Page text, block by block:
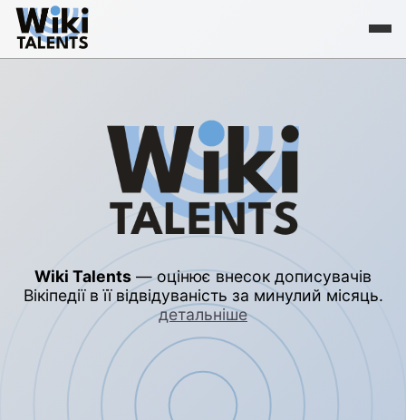
Wiki Talents — оцінює внесок дописувачів
Вікіпедії в її відвідуваність за минулий місяць.
детальніше